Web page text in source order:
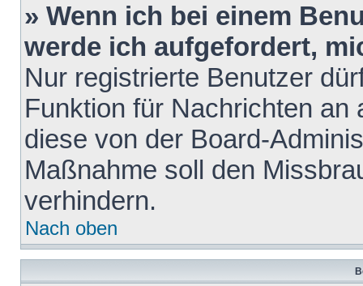
» Wenn ich bei einem
werde ich aufgefordert,
Nur registrierte Benutzer
Funktion für Nachrichten
diese von der Board-
Maßnahme soll den
verhindern.
Nach oben